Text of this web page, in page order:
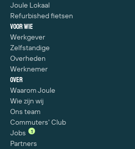
Joule Lokaal
Refurbished fietsen
Voor wie
Werkgever
Zelfstandige
Overheden
Werknemer
Over
Waarom Joule
Wie zijn wij
Ons team
Commuters' Club
Jobs
1
Partners